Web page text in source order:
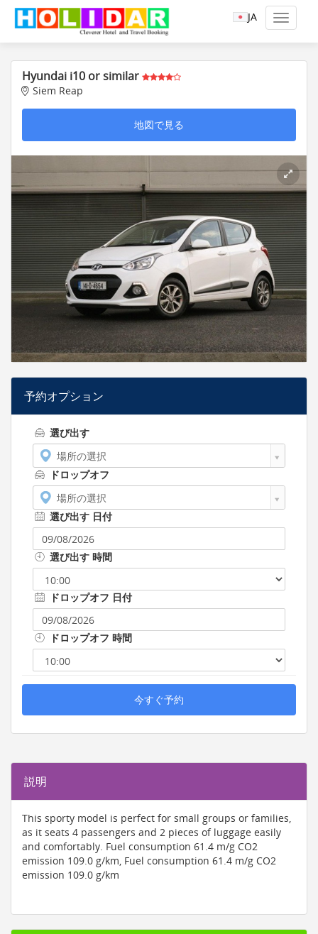
JA
Hyundai i10 or similar
Siem Reap
地図で見る
予約オプション
選び出す
場所の選択
ドロップオフ
場所の選択
選び出す 日付
選び出す 時間
ドロップオフ 日付
ドロップオフ 時間
今すぐ予約
説明
This sporty model is perfect for small groups or families,
as it seats 4 passengers and 2 pieces of luggage easily
and comfortably. Fuel consumption 61.4 m/g CO2
emission 109.0 g/km, Fuel consumption 61.4 m/g CO2
emission 109.0 g/km